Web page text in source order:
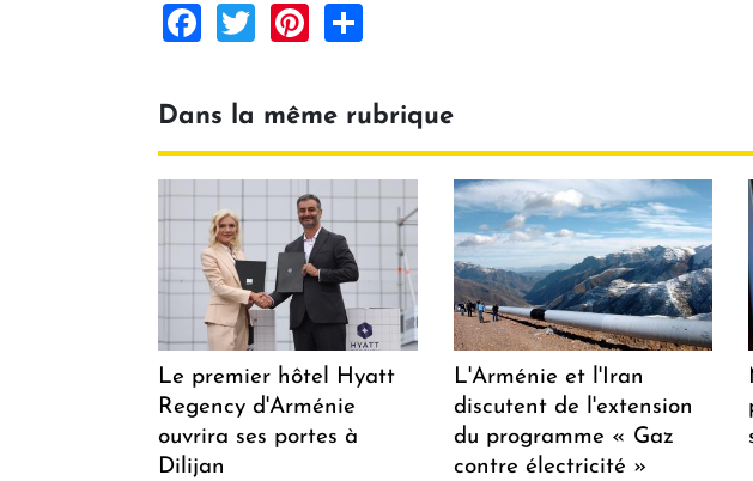
Facebook
TwitterPinterest
Dans la même rubrique
Le premier hôtel Hyatt
Regency d'Arménie
ouvrira ses portes à
Dilijan
L'Arménie et l'Iran
discutent de l'extension
du programme « Gaz
contre électricité »